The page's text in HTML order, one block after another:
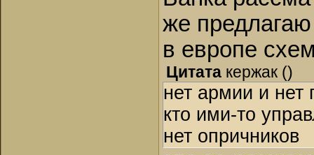
же
в европе
Цитата кержак ()
нет армии и нет
кто ими-то
нет опричников